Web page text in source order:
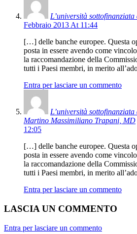
L’università
Febbraio 2013 At 11:44
[…] delle banche europee. Questa
posta in essere avendo come vincolo
la raccomandazione della
tutti i Paesi membri, in merito
Entra per lasciare un commento
L’università
Martino Massimiliano Trapani, MD
12:05
[…] delle banche europee. Questa
posta in essere avendo come vincolo
la raccomandazione della
tutti i Paesi membri, in merito
Entra per lasciare un commento
LASCIA UN COMMENTO
Entra per lasciare un commento